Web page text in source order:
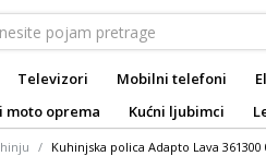
Televizori Mobilni telefoni
moto oprema Kućni ljubimci
Kuhinjska polica Adapto Lava 361300